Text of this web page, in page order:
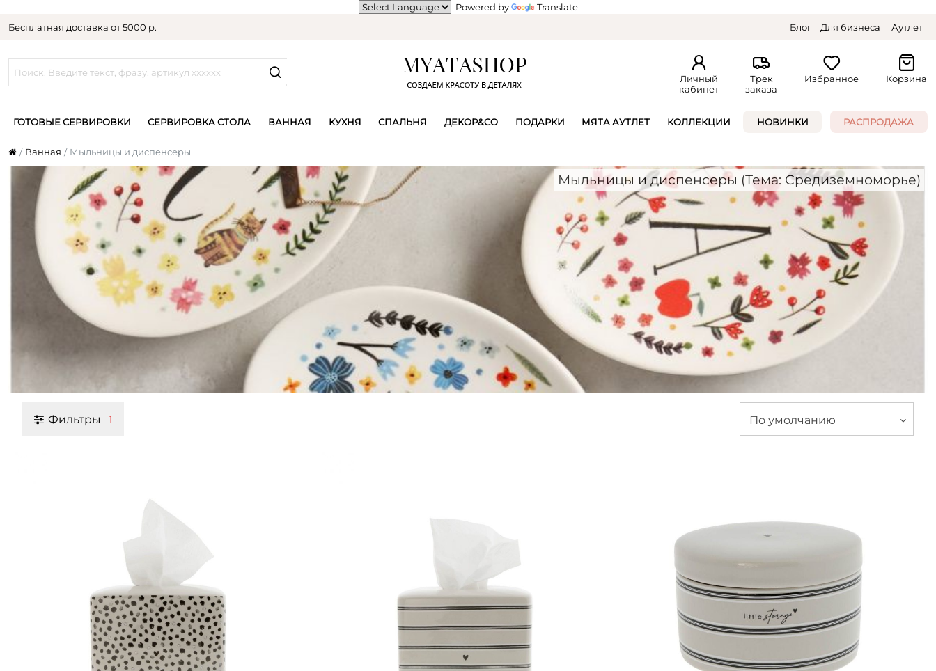
Powered by
Translate
Бесплатная доставка от 5000 р.
Блог Для бизнеса Аутлет
Личный
кабинет
Трек
заказа
Избранное Корзина
ГОТОВЫЕ СЕРВИРОВКИ СЕРВИРОВКА СТОЛА ВАННАЯ КУХНЯ СПАЛЬНЯ ДЕКОР&CO ПОДАРКИ МЯТА АУТЛЕТ КОЛЛЕКЦИИ НОВИНКИ РАСПРОДАЖА
Ванная Мыльницы и диспенсеры
Мыльницы и диспенсеры (Тема: Средиземноморье)
Фильтры 1 По умолчанию